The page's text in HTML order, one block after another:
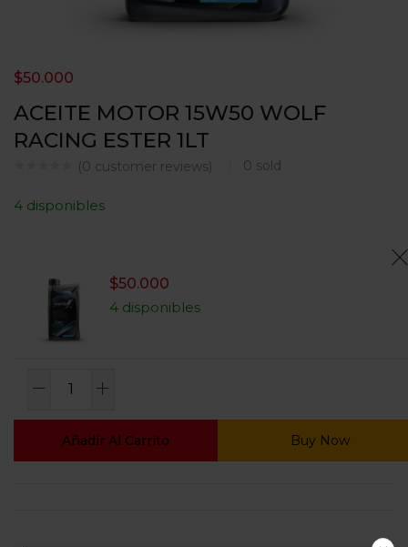
ACEITE MOTOR 15W50 WOLF
RACING ESTER 1LT
(0 customer reviews) 0 sold
$50.000
4 disponibles
$50.000
4 disponibles
Añadir Al Carrito Buy Now